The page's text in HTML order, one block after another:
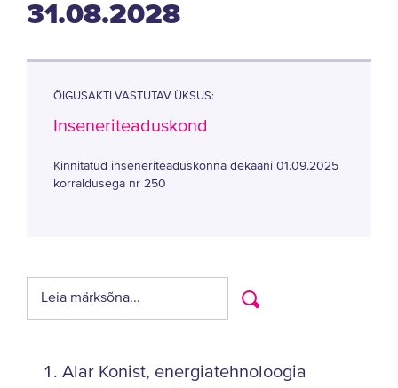
31.08.2028
ÕIGUSAKTI VASTUTAV ÜKSUS:
Inseneriteaduskond
Kinnitatud inseneriteaduskonna dekaani 01.09.2025
korraldusega nr 250
Alar Konist, energiatehnoloogia